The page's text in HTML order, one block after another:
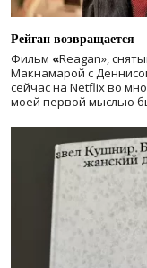
Рейган возвращается
Фильм «Reagan»,
Макнамарой с
сейчас на Netflix во
моей первой мыслью